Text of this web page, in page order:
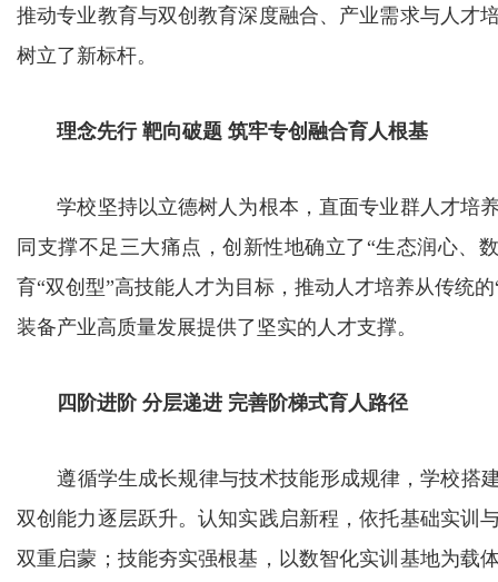
推动专业教育与双创教育深度融合、产业需求与人才
树立了新标杆。
理念先行 靶向破题 筑牢专创融合育人根基
学校坚持以立德树人为根本，直面专业群人才培
同支撑不足三大痛点，创新性地确立了“生态润心、
育“双创型”高技能人才为目标，推动人才培养从传统
装备产业高质量发展提供了坚实的人才支撑。
四阶进阶 分层递进 完善阶梯式育人路径
遵循学生成长规律与技术技能形成规律，学校搭
双创能力逐层跃升。认知实践启新程，依托基础实训
双重启蒙；技能夯实强根基，以数智化实训基地为载